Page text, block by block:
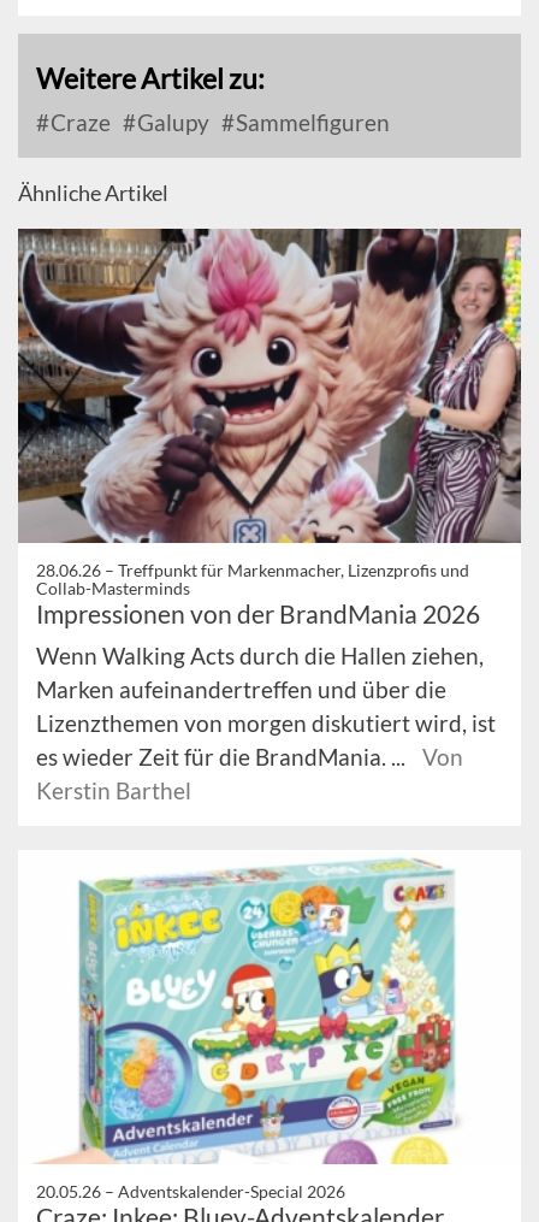
Weitere Artikel zu:
Craze Galupy Sammelfiguren
Ähnliche Artikel
28.06.26 – Treffpunkt für Markenmacher, Lizenzprofis und
Collab-Masterminds
Impressionen von der BrandMania 2026
Wenn Walking Acts durch die Hallen ziehen,
Marken aufeinandertreffen und über die
Lizenzthemen von morgen diskutiert wird, ist
es wieder Zeit für die BrandMania. ...
Von
Kerstin Barthel
20.05.26 – Adventskalender-Special 2026